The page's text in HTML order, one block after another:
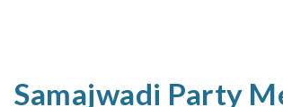
Samajwadi Party